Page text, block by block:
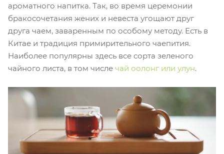
ароматного напитка. Так, во время церемонии
бракосочетания жених и невеста угощают друг
друга чаем, заваренным по особому методу. Есть в
Китае и традиция примирительного чаепития.
Наиболее популярны здесь все сорта зеленого
чайного листа, в том числе чай оолонг или улун.